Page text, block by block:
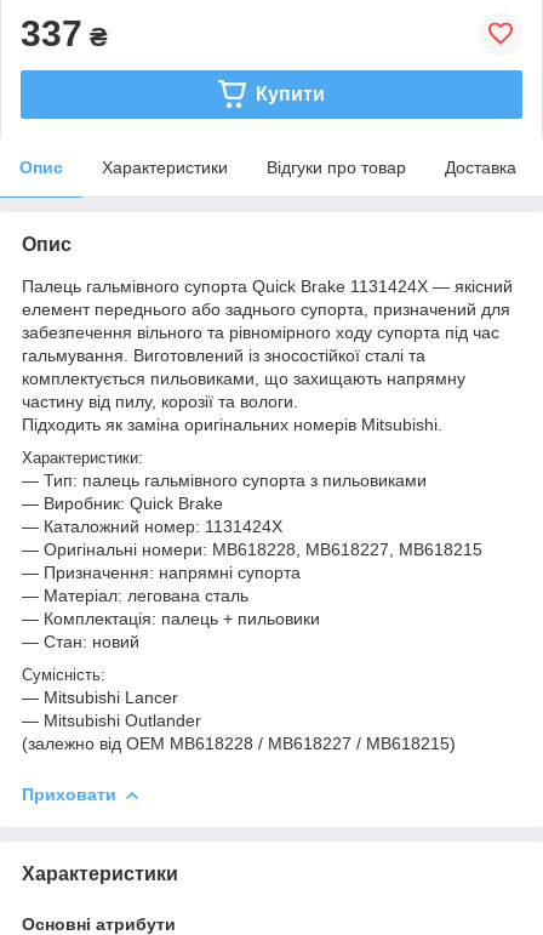
337 ₴
Купити
Опис Характеристики Відгуки про товар Доставка
Опис
Палець гальмівного супорта Quick Brake 1131424X — якісний
елемент переднього або заднього супорта, призначений для
забезпечення вільного та рівномірного ходу супорта під час
гальмування. Виготовлений із зносостійкої сталі та
комплектується пильовиками, що захищають напрямну
частину від пилу, корозії та вологи.
Підходить як заміна оригінальних номерів Mitsubishi.
Характеристики:
— Тип: палець гальмівного супорта з пильовиками
— Виробник: Quick Brake
— Каталожний номер: 1131424X
— Оригінальні номери: MB618228, MB618227, MB618215
— Призначення: напрямні супорта
— Матеріал: легована сталь
— Комплектація: палець + пильовики
— Стан: новий
Сумісність:
— Mitsubishi Lancer
— Mitsubishi Outlander
(залежно від OEM MB618228 / MB618227 / MB618215)
Приховати
Характеристики
Основні атрибути